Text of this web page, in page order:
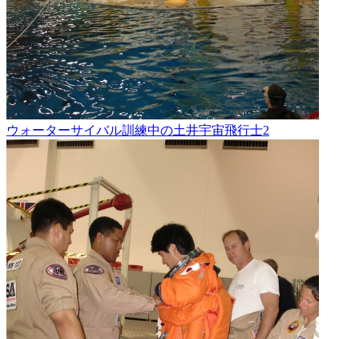
ウォーターサイバル訓練中の土井宇宙飛行士2